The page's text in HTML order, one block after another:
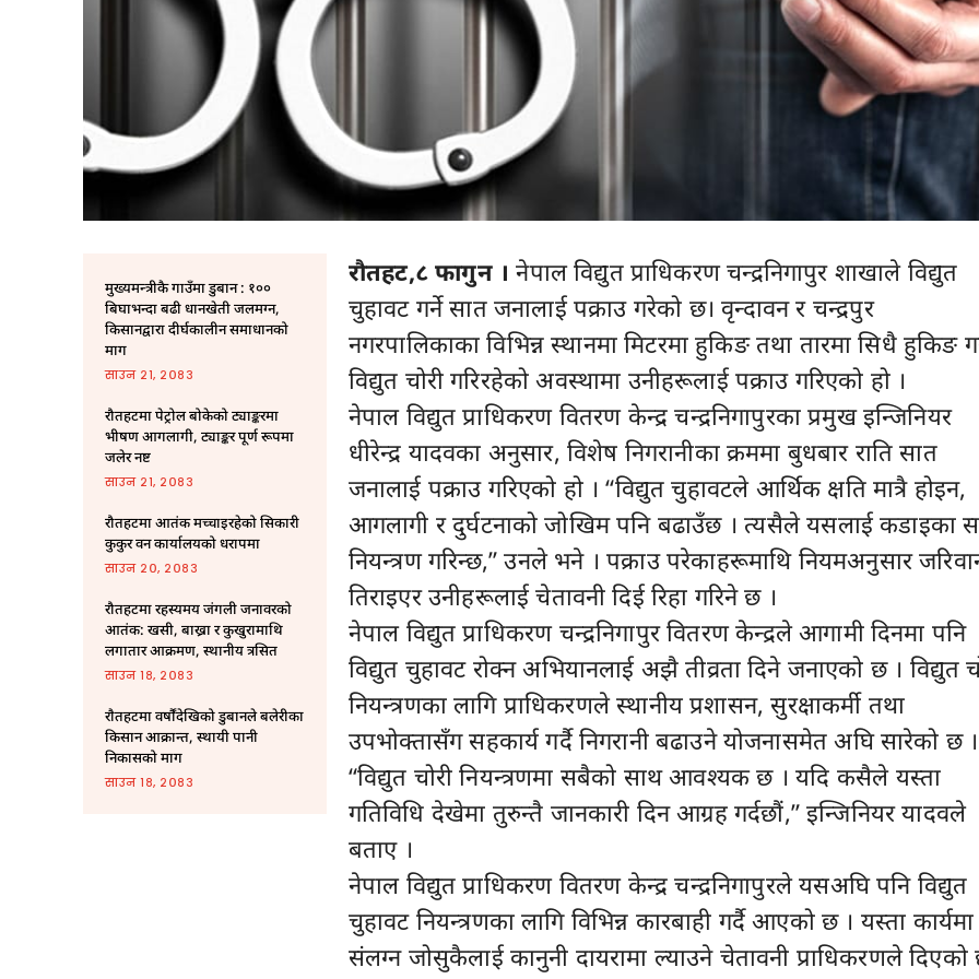
मुख्यमन्त्रीकै गाउँमा डुबान : १००
बिघाभन्दा बढी धानखेती जलमग्न,
किसानद्वारा दीर्घकालीन समाधानको
माग
साउन २१, २०८३
रौतहटमा पेट्रोल बोकेको ट्याङ्करमा
भीषण आगलागी, ट्याङ्कर पूर्ण रूपमा
जलेर नष्ट
साउन २१, २०८३
रौतहटमा आतंक मच्चाइरहेको सिकारी
कुकुर वन कार्यालयको धरापमा
साउन २०, २०८३
रौतहटमा रहस्यमय जंगली जनावरको
आतंक: खसी, बाख्रा र कुखुरामाथि
लगातार आक्रमण, स्थानीय त्रसित
साउन १८, २०८३
राैतहटमा वर्षौंदेखिको डुबानले बलेरीका
किसान आक्रान्त, स्थायी पानी
निकासको माग
साउन १८, २०८३
रौतहट,८ फागुन । नेपाल विद्युत प्राधिकरण चन्द्रनिगापुर शाखाले विद्युत
चुहावट गर्ने सात जनालाई पक्राउ गरेको छ। वृन्दावन र चन्द्रपुर
नगरपालिकाका विभिन्न स्थानमा मिटरमा हुकिङ तथा तारमा सिधै हुकिङ
विद्युत चोरी गरिरहेको अवस्थामा उनीहरूलाई पक्राउ गरिएको हो ।
नेपाल विद्युत प्राधिकरण वितरण केन्द्र चन्द्रनिगापुरका प्रमुख इन्जिनियर
धीरेन्द्र यादवका अनुसार, विशेष निगरानीका क्रममा बुधबार राति सात
जनालाई पक्राउ गरिएको हो । “विद्युत चुहावटले आर्थिक क्षति मात्रै होइन,
आगलागी र दुर्घटनाको जोखिम पनि बढाउँछ । त्यसैले यसलाई कडाइका
नियन्त्रण गरिन्छ,” उनले भने । पक्राउ परेकाहरूमाथि नियमअनुसार
तिराइएर उनीहरूलाई चेतावनी दिई रिहा गरिने छ ।
नेपाल विद्युत प्राधिकरण चन्द्रनिगापुर वितरण केन्द्रले आगामी दिनमा पनि
विद्युत चुहावट रोक्न अभियानलाई अझै तीव्रता दिने जनाएको छ । विद्युत
नियन्त्रणका लागि प्राधिकरणले स्थानीय प्रशासन, सुरक्षाकर्मी तथा
उपभोक्तासँग सहकार्य गर्दै निगरानी बढाउने योजनासमेत अघि सारेको छ ।
“विद्युत चोरी नियन्त्रणमा सबैको साथ आवश्यक छ । यदि कसैले यस्ता
गतिविधि देखेमा तुरुन्तै जानकारी दिन आग्रह गर्दछौं,” इन्जिनियर यादवले
बताए ।
नेपाल विद्युत प्राधिकरण वितरण केन्द्र चन्द्रनिगापुरले यसअघि पनि विद्युत
चुहावट नियन्त्रणका लागि विभिन्न कारबाही गर्दै आएको छ । यस्ता कार्यमा
संलग्न जोसुकैलाई कानुनी दायरामा ल्याउने चेतावनी प्राधिकरणले दिएको